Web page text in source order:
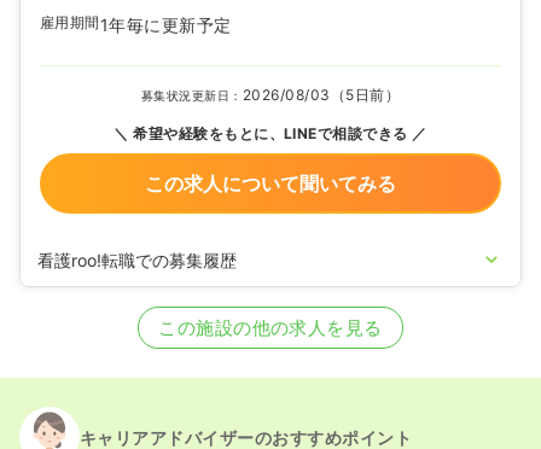
雇用期間 1年毎に更新予定
募集状況更新日： 2026/08/03（5日前）
希望や経験をもとに、LINEで相談できる
この求人について聞いてみる
看護roo!転職での募集履歴
正・准看護師の募集を休止
正・准看護師を募集中
この施設の他の求人を見る
キャリアアドバイザーのおすすめポイント